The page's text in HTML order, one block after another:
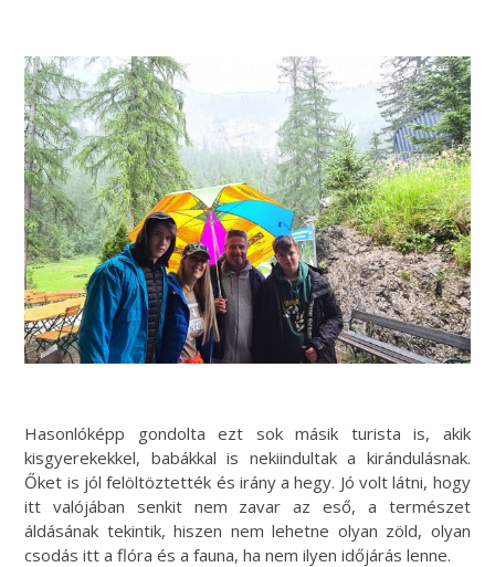
Hasonlóképp gondolta ezt sok másik turista is, akik
kisgyerekekkel, babákkal is nekiindultak a kirándulásnak.
Őket is jól felöltöztették és irány a hegy. Jó volt látni, hogy
itt valójában senkit nem zavar az eső, a természet
áldásának tekintik, hiszen nem lehetne olyan zöld, olyan
csodás itt a flóra és a fauna, ha nem ilyen időjárás lenne.